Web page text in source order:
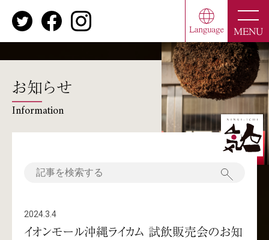
MENU
お知らせ
Information
2024.3.4
イオンモール沖縄ライカム 試飲販売会のお知